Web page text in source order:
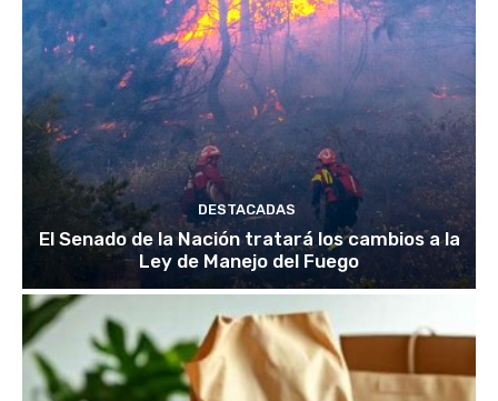
DESTACADAS
El Senado de la Nación tratará los cambios a la
Ley de Manejo del Fuego